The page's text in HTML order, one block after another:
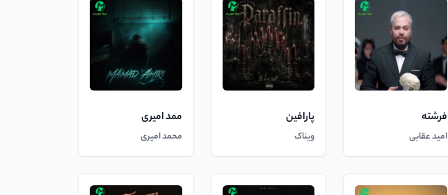
فرشته
امید عقابی
پارافین
ویناک
ممد امیری
محمد امیری